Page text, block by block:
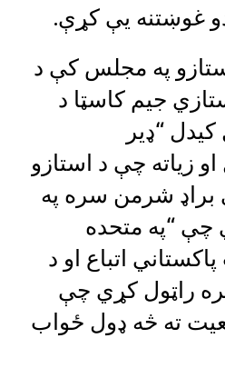
غوښتنه یې کړې.
استازو په مجلس کې د
جیم کاسټا د
“ډیر
زیاته چې د استازو
شرمن سره په
“په متحده
اتباع او د
راټول کړي چې
ته څه ډول ځواب